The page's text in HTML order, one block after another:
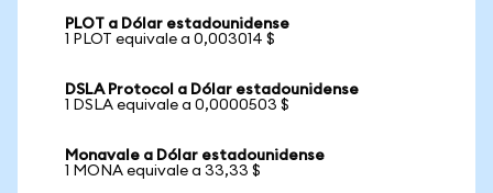
PLOT a Dólar estadounidense
1 PLOT equivale a 0,003014 $
DSLA Protocol a Dólar estadounidense
1 DSLA equivale a 0,0000503 $
Monavale a Dólar estadounidense
1 MONA equivale a 33,33 $